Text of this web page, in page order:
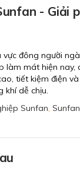
- Giải
đông người
mát hiện nay,
tiết kiệm điện
khí dễ chịu.
Sunfan, Sunfan